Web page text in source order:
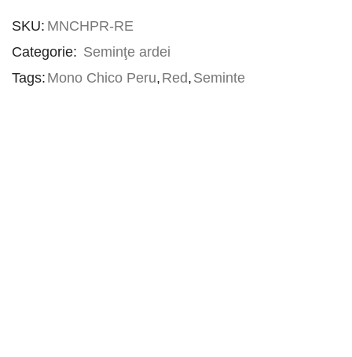
SKU: MNCHPR-RE
Categorie: Seminţe ardei
Tags: Mono Chico Peru, Red, Seminte